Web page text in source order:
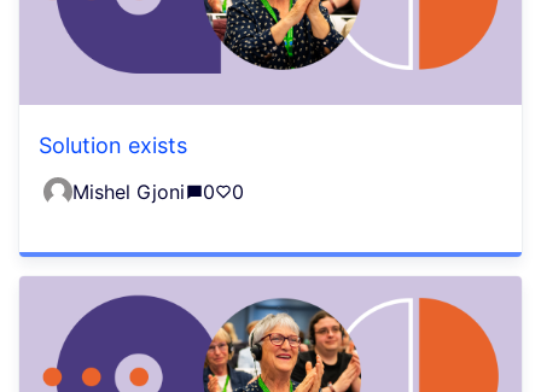
Solution exists
Mishel Gjoni 0 0